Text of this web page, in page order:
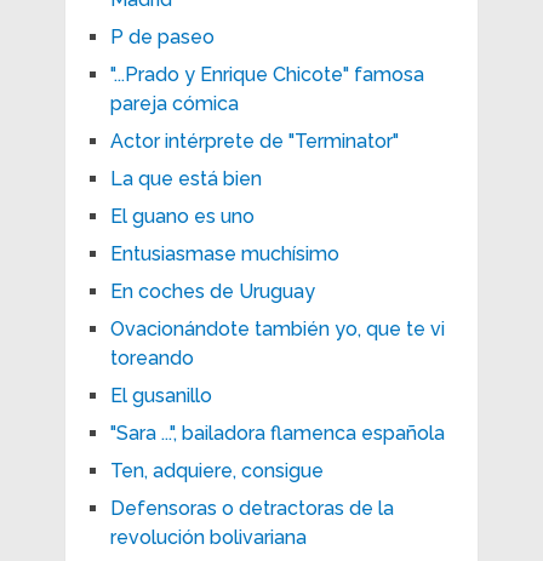
P de paseo
"...Prado y Enrique Chicote" famosa
pareja cómica
Actor intérprete de "Terminator"
La que está bien
El guano es uno
Entusiasmase muchísimo
En coches de Uruguay
Ovacionándote también yo, que te vi
toreando
El gusanillo
"Sara ...", bailadora flamenca española
Ten, adquiere, consigue
Defensoras o detractoras de la
revolución bolivariana